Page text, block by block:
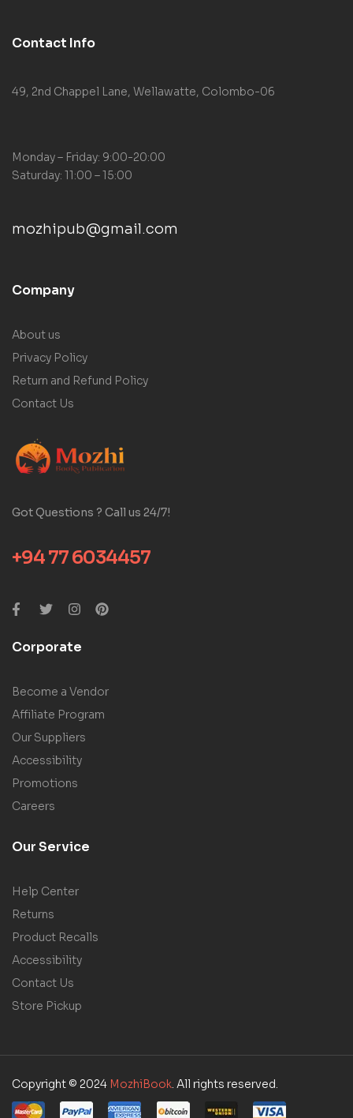
Contact Info
49, 2nd Chappel Lane, Wellawatte, Colombo-06
Monday – Friday: 9:00-20:00
Saturday: 11:00 – 15:00
mozhipub@gmail.com
Company
About us
Privacy Policy
Return and Refund Policy
Contact Us
Got Questions ? Call us 24/7!
+94 77 6034457
Corporate
Become a Vendor
Affiliate Program
Our Suppliers
Accessibility
Promotions
Careers
Our Service
Help Center
Returns
Product Recalls
Accessibility
Contact Us
Store Pickup
Copyright © 2024 MozhiBook. All rights reserved.